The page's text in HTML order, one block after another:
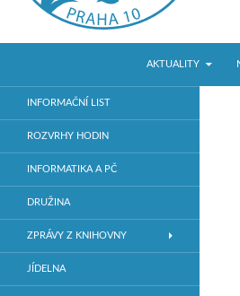
ZŠ V RybníčkáchAKTUALITY
Základní škola v Praze 10
INFORMAČNÍ LIST
ROZVRHY HODIN
INFORMATIKA A PČ
DRUŽINA
ZPRÁVY Z KNIHOVNY
JÍDELNA